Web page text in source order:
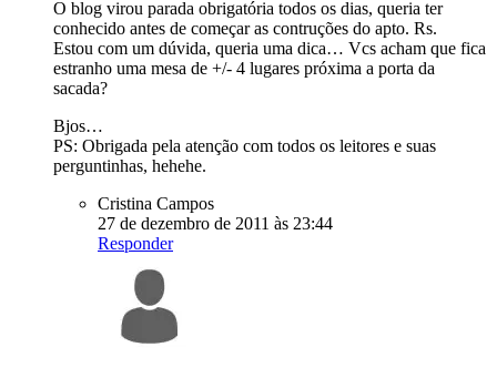
O blog virou parada obrigatória todos os dias, queria ter
conhecido antes de começar as contruções do apto. Rs.
Estou com um dúvida, queria uma dica… Vcs acham que fica
estranho uma mesa de +/- 4 lugares próxima a porta da
sacada?
Bjos…
PS: Obrigada pela atenção com todos os leitores e suas
perguntinhas, hehehe.
Cristina Campos
27 de dezembro de 2011 às 23:44
Responder